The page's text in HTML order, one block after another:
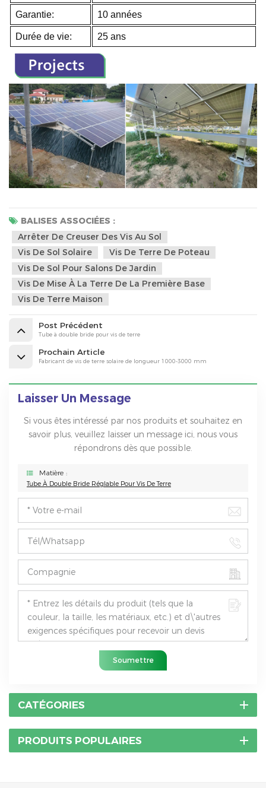
Garantie: 10 années
Durée de vie: 25 ans
BALISES ASSOCIÉES :
Arrêter De Creuser Des Vis Au Sol
Vis De Sol Solaire
Vis De Terre De Poteau
Vis De Sol Pour Salons De Jardin
Vis De Mise À La Terre De La Première Base
Vis De Terre Maison
Post Précédent
Tube à double bride pour vis de terre
Prochain Article
Fabricant de vis de terre solaire de longueur 1000-3000 mm
Laisser Un Message
Si vous êtes intéressé par nos produits et souhaitez en
savoir plus, veuillez laisser un message ici, nous vous
répondrons dès que possible.
Matière :
Tube À Double Bride Réglable Pour Vis De Terre
Soumettre
CATÉGORIES
PRODUITS POPULAIRES